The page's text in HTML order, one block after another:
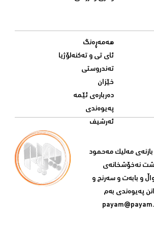
هەمەڕەنگ
ئای تی و تەکنەلۆژیا
تەندروستی
خێزان
دەربارەی ئێمە
پەیوەندی
ئەرشیف
مه‌لیک مه‌حمود
نه‌خۆشخانه‌ی‌
و بابه‌ت و سه‌رنج و
په‌یوه‌ندی‌ به‌م